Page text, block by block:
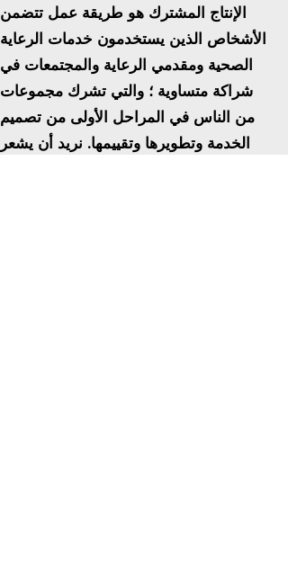
الإنتاج المشترك هو طريقة عمل تتضمن
الأشخاص الذين يستخدمون خدمات الرعاية
الصحية ومقدمي الرعاية والمجتمعات في
شراكة متساوية ؛ والتي تشرك مجموعات
من الناس في المراحل الأولى من تصميم
الخدمة وتطويرها وتقييمها. نريد أن يشعر